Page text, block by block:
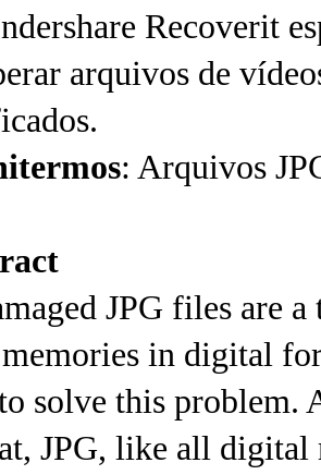
Recoverit
arquivos de
: Arquivos
JPG files are a
in digital
solve this problem.
JPG, like all digital